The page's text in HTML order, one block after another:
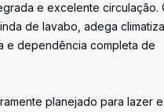
e excelente circulação.
de lavabo, adega
e dependência completa de
planejado para lazer